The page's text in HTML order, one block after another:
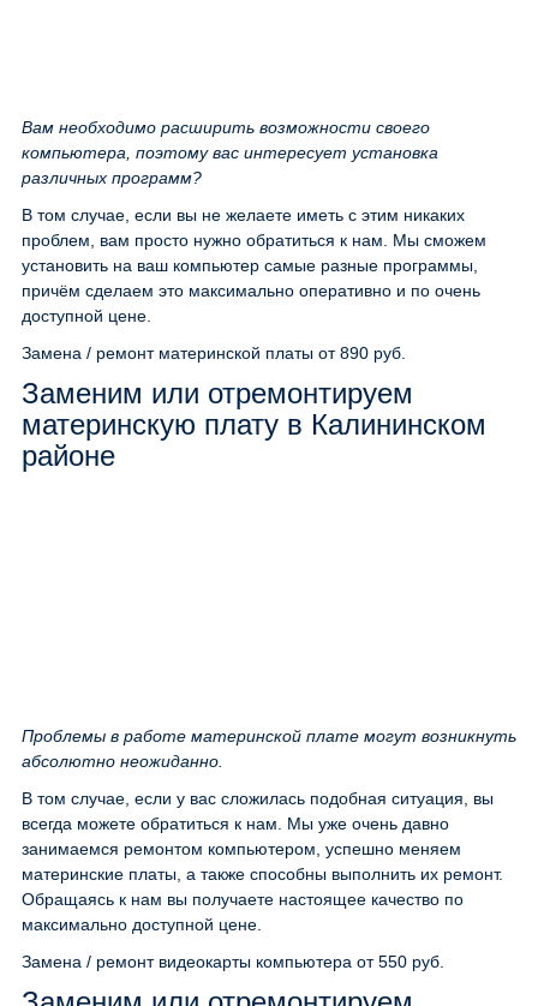
Вам необходимо расширить возможности своего
компьютера, поэтому вас интересует установка
различных программ?
В том случае, если вы не желаете иметь с этим никаких
проблем, вам просто нужно обратиться к нам. Мы сможем
установить на ваш компьютер самые разные программы,
причём сделаем это максимально оперативно и по очень
доступной цене.
Замена / ремонт материнской платы от 890 руб.
Заменим или отремонтируем
материнскую плату в Калининском
районе
Проблемы в работе материнской плате могут возникнуть
абсолютно неожиданно.
В том случае, если у вас сложилась подобная ситуация, вы
всегда можете обратиться к нам. Мы уже очень давно
занимаемся ремонтом компьютером, успешно меняем
материнские платы, а также способны выполнить их ремонт.
Обращаясь к нам вы получаете настоящее качество по
максимально доступной цене.
Замена / ремонт видеокарты компьютера от 550 руб.